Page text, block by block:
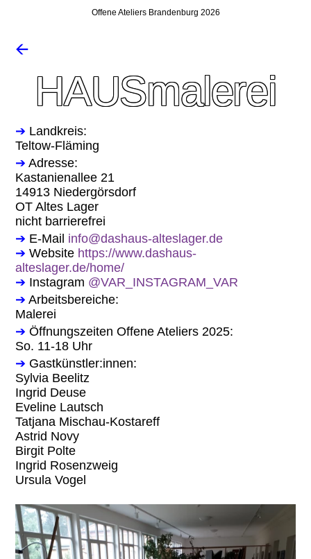
Offene Ateliers Brandenburg 2026
🡨
HAUSmalerei
➔ Landkreis:
Teltow-Fläming
➔ Adresse:
Kastanienallee 21
14913 Niedergörsdorf
OT Altes Lager
nicht barrierefrei
➔ E-Mail info@dashaus-alteslager.de
➔ Website https://www.dashaus-
alteslager.de/home/
➔ Instagram @VAR_INSTAGRAM_VAR
➔ Arbeitsbereiche:
Malerei
➔ Öffnungszeiten Offene Ateliers 2025:
So. 11-18 Uhr
➔ Gastkünstler:innen:
Sylvia Beelitz
Ingrid Deuse
Eveline Lautsch
Tatjana Mischau-Kostareff
Astrid Novy
Birgit Polte
Ingrid Rosenzweig
Ursula Vogel